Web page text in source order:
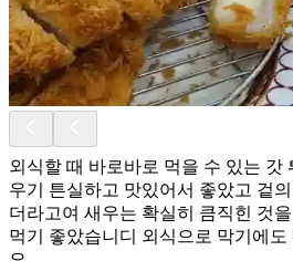
외식할 때 바로바로 먹을 수 있는 갓
우기 튼실하고 맛있어서 좋았고 겉
더라고여 새우는 확실히 큼직힌 것
먹기 좋았습니디 외식으로 막기에